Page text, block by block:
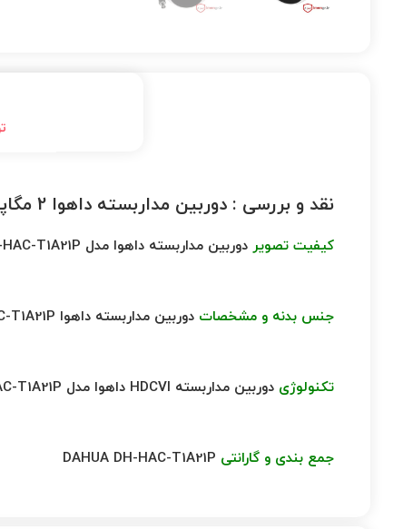
نقد و بررسی : دوربین مداربسته داهوا 2 مگاپیکسل DH-HAC-T1A21P
کیفیت تصویر دوربین مداربسته داهوا مدل DH-HAC-T1A21P
جنس بدنه و مشخصات دوربین مداربسته داهوا DH-HAC-T1A21P
تکنولوژی دوربین مداربسته HDCVI داهوا مدل DH-HAC-T1A21P
جمع بندی و گارانتی